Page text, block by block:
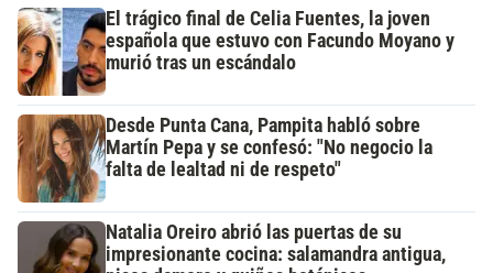
El trágico final de Celia Fuentes, la joven
española que estuvo con Facundo Moyano y
murió tras un escándalo
Desde Punta Cana, Pampita habló sobre
Martín Pepa y se confesó: "No negocio la
falta de lealtad ni de respeto"
Natalia Oreiro abrió las puertas de su
impresionante cocina: salamandra antigua,